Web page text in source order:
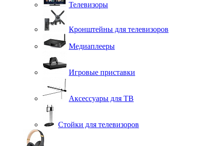
Телевизоры
Кронштейны для телевизоров
Медиаплееры
Игровые приставки
Аксессуары для ТВ
Стойки для телевизоров